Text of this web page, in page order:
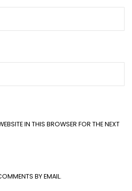
IN THIS BROWSER FOR THE NEXT
BY EMAIL.